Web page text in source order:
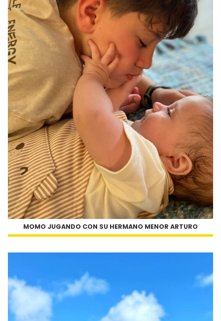
MOMO JUGANDO CON SU HERMANO MENOR ARTURO